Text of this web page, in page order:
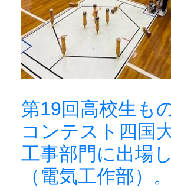
第19回高校生も
コンテスト四国
工事部門に出場
（電気工作部）。